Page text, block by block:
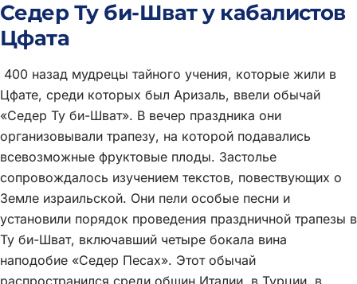
Седер Ту би-Шват у кабалистов
Цфата
400 назад мудрецы тайного учения, которые жили в
Цфате, среди которых был Аризаль, ввели обычай
«Седер Ту би-Шват». В вечер праздника они
организовывали трапезу, на которой подавались
всевозможные фруктовые плоды. Застолье
сопровождалось изучением текстов, повествующих о
Земле израильской. Они пели особые песни и
установили порядок проведения праздничной трапезы в
Ту би-Шват, включавший четыре бокала вина
наподобие «Седер Песах». Этот обычай